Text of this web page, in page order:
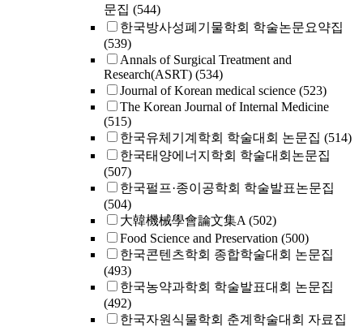
문집 (544)
한국방사성폐기물학회 학술논문요약집
(539)
Annals of Surgical Treatment and
Research(ASRT) (534)
Journal of Korean medical science (523)
The Korean Journal of Internal Medicine
(515)
한국유체기계학회 학술대회 논문집 (514)
한국태양에너지학회 학술대회논문집
(507)
한국펄프·종이공학회 학술발표논문집
(504)
大韓機械學會論文集A (502)
Food Science and Preservation (500)
한국콘텐츠학회 종합학술대회 논문집
(493)
한국농약과학회 학술발표대회 논문집
(492)
한국자원식물학회 춘계학술대회 자료집